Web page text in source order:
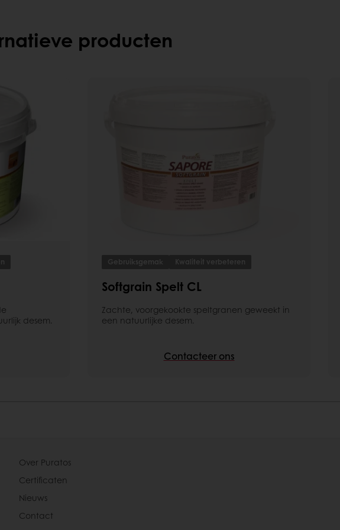
producten
desem.
Gebruiksgemak Kwaliteit verbeteren
Softgrain Spelt CL
Zachte, voorgekookte speltgranen geweekt in
een natuurlijke desem.
Contacteer ons
Over Puratos
Certificaten
Nieuws
Contact